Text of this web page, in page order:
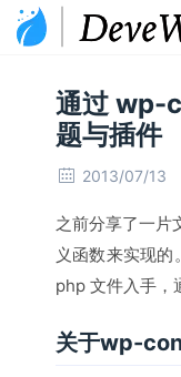
通过 wp-
题与插件
2013/07/13
之前分享了一片
义函数来实现
php 文件入手
关于wp-